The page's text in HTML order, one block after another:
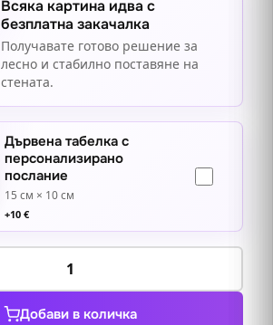
Всяка картина идва с
безплатна закачалка
Получавате готово решение за
лесно и стабилно поставяне на
стената.
Дървена табелка с
персонализирано
послание
15 см × 10 см
+10 €
Добави в количка